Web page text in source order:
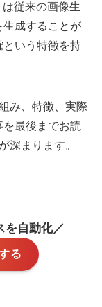
は従来の画像生
生成することが
という特徴を持
み、特徴、実際
最後までお読
深まります。
を自動化／
る